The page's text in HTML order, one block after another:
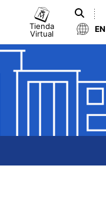
Tienda
Virtual
EN